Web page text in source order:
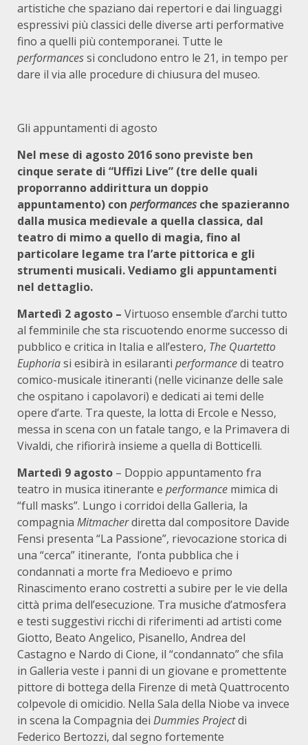
artistiche che spaziano dai repertori e dai linguaggi
espressivi più classici delle diverse arti performative
fino a quelli più contemporanei. Tutte le
performancessi concludono entro le 21, in tempo per
dare il via alle procedure di chiusura del museo.
Gli appuntamenti di agosto
Nel mese di agosto 2016 sono previste ben
cinque serate di “Uffizi Live” (tre delle quali
proporranno addirittura un doppio
appuntamento) con performancesche spazieranno
dalla musica medievale a quella classica, dal
teatro di mimo a quello di magia, fino al
particolare legame tra l’arte pittorica e gli
strumenti musicali. Vediamo gli appuntamenti
nel dettaglio.
Martedì 2 agosto – Virtuoso ensemble d’archi tutto
al femminile che sta riscuotendo enorme successo di
pubblico e critica in Italia e all’estero, The Quartetto
Euphoriasi esibirà in esilaranti performancedi teatro
comico-musicale itineranti (nelle vicinanze delle sale
che ospitano i capolavori) e dedicati ai temi delle
opere d’arte. Tra queste, la lotta di Ercole e Nesso,
messa in scena con un fatale tango, e la Primavera di
Vivaldi, che rifiorirà insieme a quella di Botticelli.
Martedì 9 agosto – Doppio appuntamento fra
teatro in musica itinerante e performance mimica di
“full masks”. Lungo i corridoi della Galleria, la
compagnia Mitmacherdiretta dal compositore Davide
Fensi presenta “La Passione”, rievocazione storica di
una “cerca” itinerante, l’onta pubblica che i
condannati a morte fra Medioevo e primo
Rinascimento erano costretti a subire per le vie della
città prima dell’esecuzione. Tra musiche d’atmosfera
e testi suggestivi ricchi di riferimenti ad artisti come
Giotto, Beato Angelico, Pisanello, Andrea del
Castagno e Nardo di Cione, il “condannato” che sfila
in Galleria veste i panni di un giovane e promettente
pittore di bottega della Firenze di metà Quattrocento
colpevole di omicidio. Nella Sala della Niobe va invece
in scena la Compagnia dei Dummies Projectdi
Federico Bertozzi, dal segno fortemente